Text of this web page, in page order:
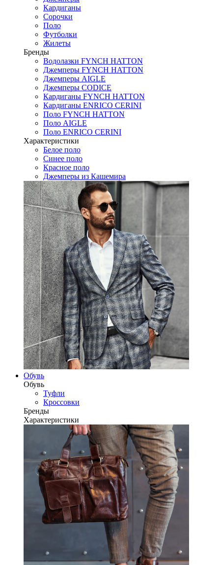
Кардиганы
Сорочки
Поло
Футболки
Жилеты
Бренды
Водолазки FYNCH HATTON
Джемперы FYNCH HATTON
Джемперы AIGLE
Джемперы CODICE
Кардиганы FYNCH HATTON
Кардиганы ENRICO CERINI
Поло FYNCH HATTON
Поло AIGLE
Поло ENRICO CERINI
Характеристики
Белое поло
Синее поло
Красное поло
Джемперы из Кашемира
Обувь
Обувь
Туфли
Кроссовки
Бренды
Характеристики